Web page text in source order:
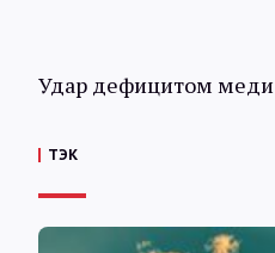
Удар дефицитом меди
ТЭК